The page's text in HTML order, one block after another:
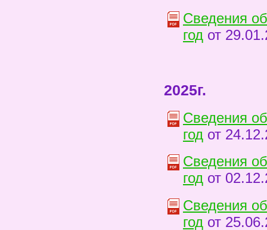
Сведения
год от
2025г.
Сведения
год от
Сведения
год от
Сведения
год от